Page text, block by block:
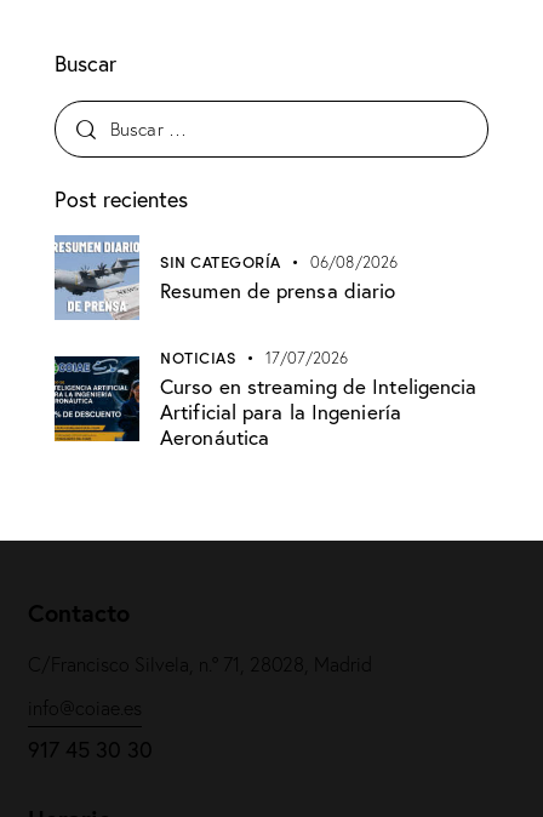
Buscar
Post recientes
SIN CATEGORÍA 06/08/2026
Resumen de prensa diario
NOTICIAS 17/07/2026
Curso en streaming de Inteligencia
Artificial para la Ingeniería
Aeronáutica
Contacto
C/Francisco Silvela, n.º 71, 28028, Madrid
info@coiae.es
917 45 30 30